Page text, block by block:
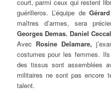
court, parmi ceux qui restent
guérilleros. L’équipe de
maîtres d’armes, sera
Georges Demas. Daniel
Avec Rosine Delamare,
costumes pour les femmes.
des tissus sont assemblées
militaires ne sont pas encore
talent.